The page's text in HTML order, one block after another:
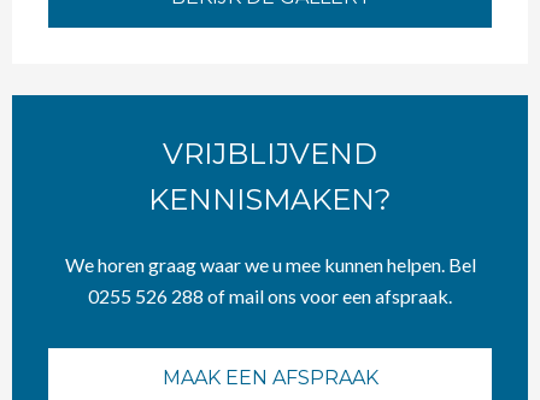
VRIJBLIJVEND
KENNISMAKEN?
We horen graag waar we u mee kunnen helpen. Bel
0255 526 288 of mail ons voor een afspraak.
MAAK EEN AFSPRAAK